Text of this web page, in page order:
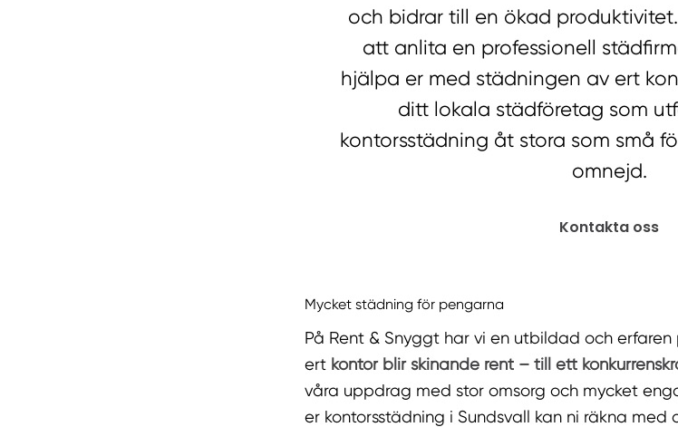
och bidrar till en ökad
att anlita en professionell
hjälpa er med städningen av ert
ditt lokala städföretag som
kontorsstädning åt stora som små
omnejd.
Kontakta oss
Mycket städning för pengarna
På Rent & Snyggt har vi en utbildad och
ert kontor blir skinande rent – till ett
våra uppdrag med stor omsorg och mycket
er kontorsstädning i Sundsvall kan ni räkna